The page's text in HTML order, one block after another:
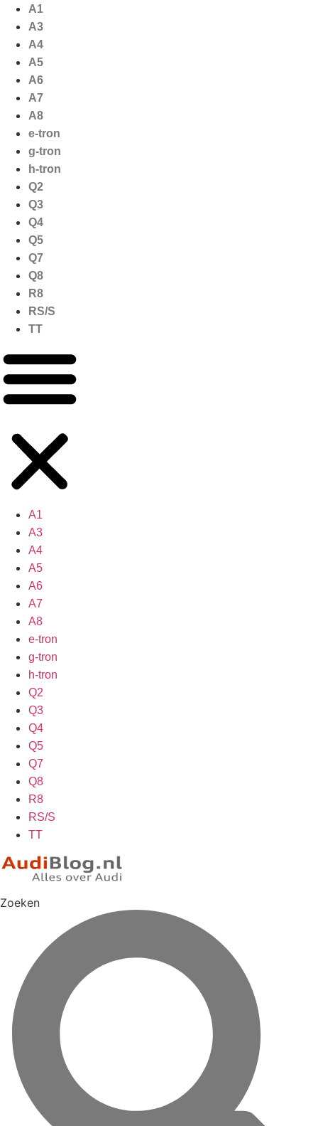
naar
inhoud
A1
A3
A4
A5
A6
A7
A8
e-tron
g-tron
h-tron
Q2
Q3
Q4
Q5
Q7
Q8
R8
RS/S
TT
A1
A3
A4
A5
A6
A7
A8
e-tron
g-tron
h-tron
Q2
Q3
Q4
Q5
Q7
Q8
R8
RS/S
TT
Zoeken